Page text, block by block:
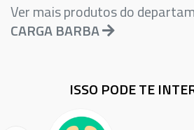
Ver mais produtos do
CARGA BARBA
ISSO PODE TE